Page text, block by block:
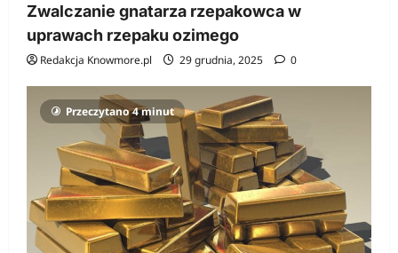
Zwalczanie gnatarza rzepakowca w
uprawach rzepaku ozimego
Redakcja Knowmore.pl 29 grudnia, 2025 0
Przeczytano 4 minut